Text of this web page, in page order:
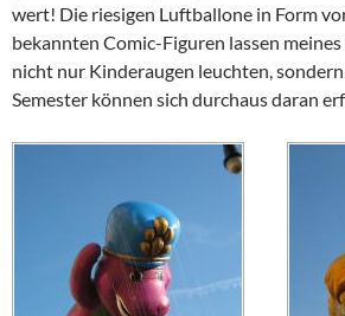
wert! Die riesigen Luftballone in Form
bekannten Comic-Figuren lassen
nicht nur Kinderaugen leuchten,
Semester können sich durchaus daran